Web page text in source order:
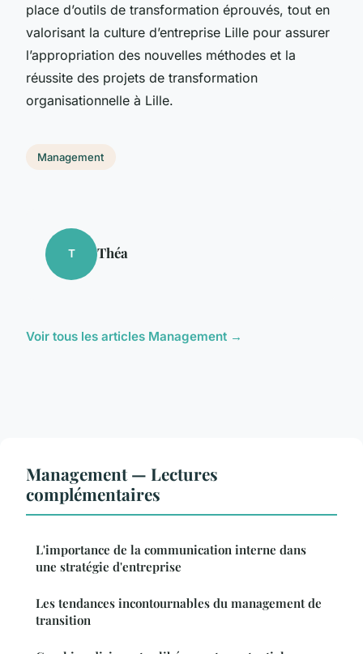
place d’outils de transformation éprouvés, tout en
valorisant la culture d’entreprise Lille pour assurer
l’appropriation des nouvelles méthodes et la
réussite des projets de transformation
organisationnelle à Lille.
Management
T Théa
Voir tous les articles Management →
Management — Lectures
complémentaires
L'importance de la communication interne dans
une stratégie d'entreprise
Les tendances incontournables du management de
transition